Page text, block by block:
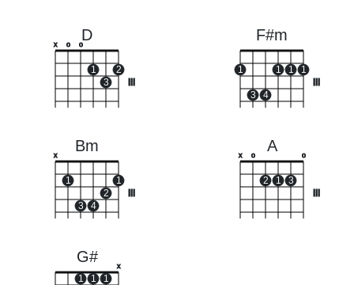
D
x o o
1
3
2
F#m
1
3 4
1 1 1
Bm
x
1
3 4
2
1
A
x o
2 1 3
o
G#
1 1 1
x